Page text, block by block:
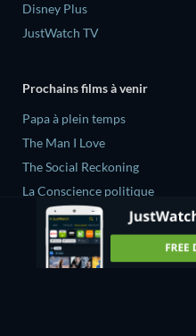
Disney Plus
JustWatch TV
Prochains films à venir
‎Papa à plein temps
The Man I Love
The Social Reckoning
La Conscience politique
In All My Journeys I Am
Returning